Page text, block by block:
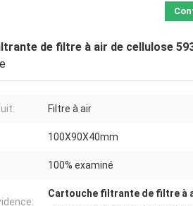
de filtre à air de cellulose
Filtre à air
100X90X40mm
100% examiné
Cartouche filtrante de filtre à